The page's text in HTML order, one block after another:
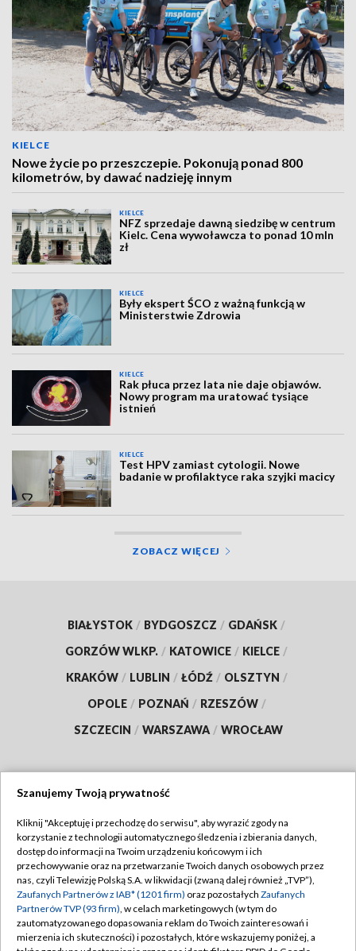
KIELCE
Nowe życie po przeszczepie. Pokonują ponad 800
kilometrów, by dawać nadzieję innym
KIELCE
NFZ sprzedaje dawną siedzibę w centrum
Kielc. Cena wywoławcza to ponad 10 mln
zł
KIELCE
Były ekspert ŚCO z ważną funkcją w
Ministerstwie Zdrowia
KIELCE
Rak płuca przez lata nie daje objawów.
Nowy program ma uratować tysiące
istnień
KIELCE
Test HPV zamiast cytologii. Nowe
badanie w profilaktyce raka szyjki macicy
ZOBACZ WIĘCEJ
BIAŁYSTOK / BYDGOSZCZ / GDAŃSK /
GORZÓW WLKP. / KATOWICE / KIELCE /
KRAKÓW / LUBLIN / ŁÓDŹ / OLSZTYN /
OPOLE / POZNAŃ / RZESZÓW /
SZCZECIN / WARSZAWA / WROCŁAW
TVP
Abonament TVP
Emisja w TVP
Centrum informacji TVP
Naziemna Telewizja Cyfrowa
Regulamin TVP
Polityka prywatności
Moje zgody
Pomoc
Szanujemy Twoją prywatność
Kliknij "Akceptuję i przechodzę do serwisu", aby wyrazić zgody na
korzystanie z technologii automatycznego śledzenia i zbierania danych,
dostęp do informacji na Twoim urządzeniu końcowym i ich
przechowywanie oraz na przetwarzanie Twoich danych osobowych przez
nas, czyli Telewizję Polską S.A. w likwidacji (zwaną dalej również „TVP”),
Zaufanych Partnerów z IAB* (1201 firm) oraz pozostałych Zaufanych
Partnerów TVP (93 firm), w celach marketingowych (w tym do
zautomatyzowanego dopasowania reklam do Twoich zainteresowań i
mierzenia ich skuteczności) i pozostałych, które wskazujemy poniżej, a